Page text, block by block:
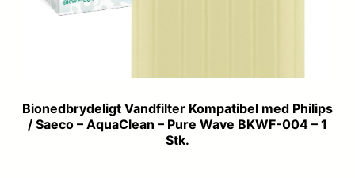
Bionedbrydeligt Vandfilter Kompatibel med Philips
/ Saeco – AquaClean – Pure Wave BKWF-004 – 1
Stk.